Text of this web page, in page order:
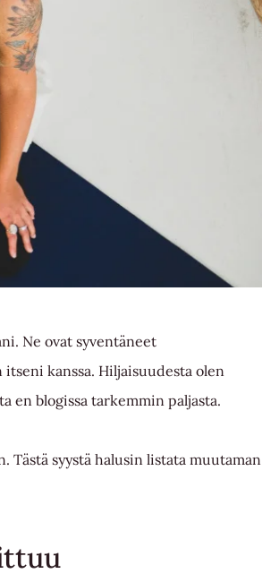
Ne ovat syventäneet
kanssa. Hiljaisuudesta olen
en blogissa tarkemmin paljasta.
syystä halusin listata muutaman